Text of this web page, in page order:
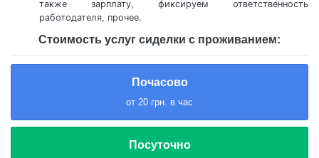
также зарплату, фиксируем ответственность
работодателя, прочее.
Стоимость услуг сиделки c проживанием:
Почасово
от 20 грн. в час
Посуточно